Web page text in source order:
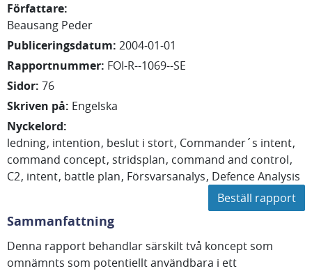
Författare:
Beausang Peder
Publiceringsdatum: 2004-01-01
Rapportnummer: FOI-R--1069--SE
Sidor: 76
Skriven på: Engelska
Nyckelord:
ledning intention beslut i stort Commander´s intent
command concept stridsplan command and control
C2 intent battle plan Försvarsanalys Defence Analysis
Beställ rapport
Sammanfattning
Denna rapport behandlar särskilt två koncept som
omnämnts som potentiellt användbara i ett